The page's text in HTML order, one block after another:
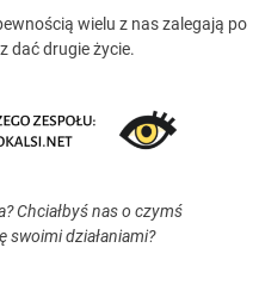
wielu z nas zalegają po
dać drugie życie.
Chciałbyś nas o czymś
swoimi działaniami?